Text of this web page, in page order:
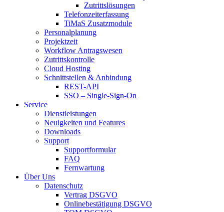
Zutrittslösungen
Telefonzeiterfassung
TiMaS Zusatzmodule
Personalplanung
Projektzeit
Workflow Antragswesen
Zutrittskontrolle
Cloud Hosting
Schnittstellen & Anbindung
REST-API
SSO – Single-Sign-On
Service
Dienstleistungen
Neuigkeiten und Features
Downloads
Support
Supportformular
FAQ
Fernwartung
Über Uns
Datenschutz
Vertrag DSGVO
Onlinebestätigung DSGVO